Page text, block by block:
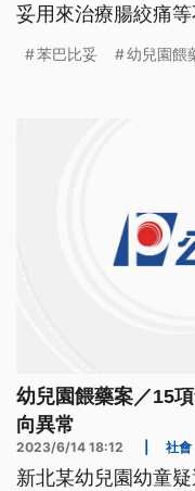
妥用來治療腸絞痛
定託藥SOP，希望
苯巴比妥 幼兒園餵
幼兒園餵藥案／15
向異常
2023/6/14 18:12 社會
新北某幼兒園幼童